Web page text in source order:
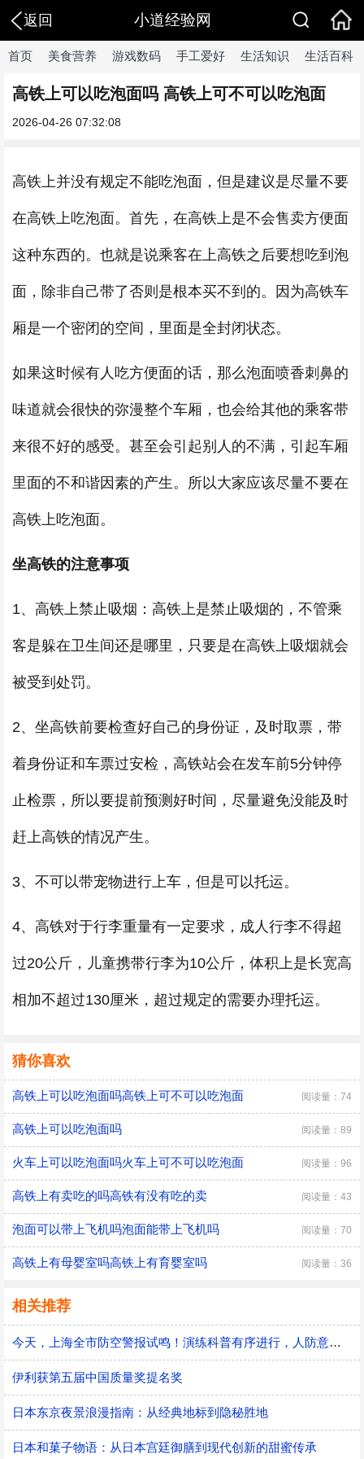
返回 小道经验网
首页 美食营养 游戏数码 手工爱好 生活知识 生活百科
高铁上可以吃泡面吗 高铁上可不可以吃泡面
2026-04-26 07:32:08
高铁上并没有规定不能吃泡面，但是建议是尽量不要
在高铁上吃泡面。首先，在高铁上是不会售卖方便面
这种东西的。也就是说乘客在上高铁之后要想吃到泡
面，除非自己带了否则是根本买不到的。因为高铁车
厢是一个密闭的空间，里面是全封闭状态。
如果这时候有人吃方便面的话，那么泡面喷香刺鼻的
味道就会很快的弥漫整个车厢，也会给其他的乘客带
来很不好的感受。甚至会引起别人的不满，引起车厢
里面的不和谐因素的产生。所以大家应该尽量不要在
高铁上吃泡面。
坐高铁的注意事项
1、高铁上禁止吸烟：高铁上是禁止吸烟的，不管乘
客是躲在卫生间还是哪里，只要是在高铁上吸烟就会
被受到处罚。
2、坐高铁前要检查好自己的身份证，及时取票，带
着身份证和车票过安检，高铁站会在发车前5分钟停
止检票，所以要提前预测好时间，尽量避免没能及时
赶上高铁的情况产生。
3、不可以带宠物进行上车，但是可以托运。
4、高铁对于行李重量有一定要求，成人行李不得超
过20公斤，儿童携带行李为10公斤，体积上是长宽高
相加不超过130厘米，超过规定的需要办理托运。
猜你喜欢
高铁上可以吃泡面吗高铁上可不可以吃泡面 阅读量：74
高铁上可以吃泡面吗 阅读量：89
火车上可以吃泡面吗火车上可不可以吃泡面 阅读量：96
高铁上有卖吃的吗高铁有没有吃的卖 阅读量：43
泡面可以带上飞机吗泡面能带上飞机吗 阅读量：70
高铁上有母婴室吗高铁上有育婴室吗 阅读量：36
相关推荐
今天，上海全市防空警报试鸣！演练科普有序进行，人防意识“声入人心”
伊利获第五届中国质量奖提名奖
日本东京夜景浪漫指南：从经典地标到隐秘胜地
日本和菓子物语：从日本宫廷御膳到现代创新的甜蜜传承